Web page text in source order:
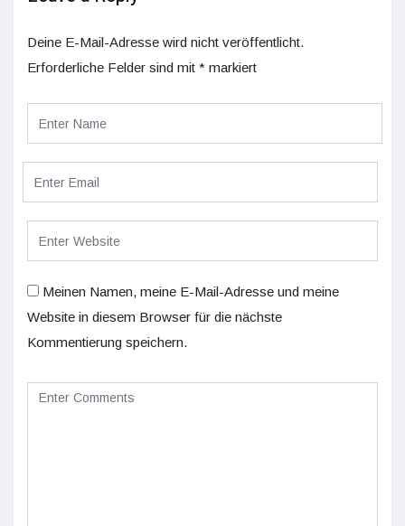
Deine E-Mail-Adresse wird nicht veröffentlicht.
Erforderliche Felder sind mit * markiert
Meinen Namen, meine E-Mail-Adresse und meine
Website in diesem Browser für die nächste
Kommentierung speichern.